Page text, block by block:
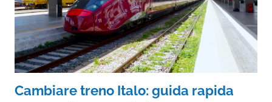
Cambiare treno Italo: guida rapida